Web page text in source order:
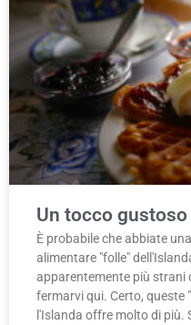
Un tocco gustoso
È probabile che abbiate
alimentare "folle"
apparentemente più strani
fermarvi qui. Certo, queste
l'Islanda offre molto di più.